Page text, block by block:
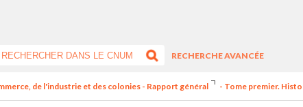
RECHERCHE AVANCÉE
de l'industrie et des colonies - Rapport général - Tome premier.